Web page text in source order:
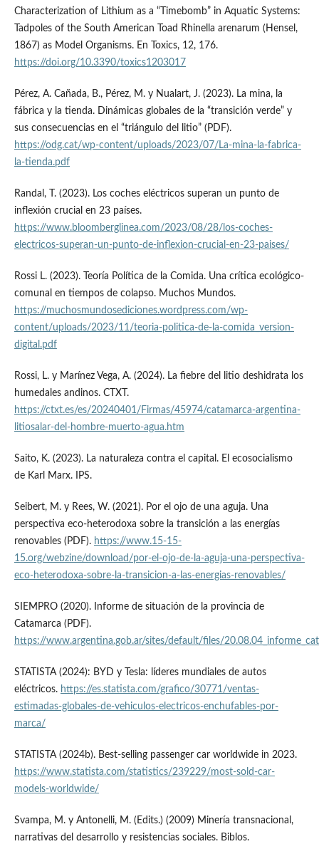
Characterization of Lithium as a “Timebomb” in Aquatic Systems:
Tadpoles of the South American Toad Rhinella arenarum (Hensel,
1867) as Model Organisms. En Toxics, 12, 176.
https://doi.org/10.3390/toxics1203017
Pérez, A. Cañada, B., Pérez, M. y Nualart, J. (2023). La mina, la
fábrica y la tienda. Dinámicas globales de la “transición verde” y
sus consecuencias en el “triángulo del litio” (PDF).
https://odg.cat/wp-content/uploads/2023/07/La-mina-la-fabrica-
la-tienda.pdf
Randal, T. (2023). Los coches eléctricos superan un punto de
inflexión crucial en 23 países.
https://www.bloomberglinea.com/2023/08/28/los-coches-
electricos-superan-un-punto-de-inflexion-crucial-en-23-paises/
Rossi L. (2023). Teoría Política de la Comida. Una crítica ecológico-
comunal en tiempos de colapso. Muchos Mundos.
https://muchosmundosediciones.wordpress.com/wp-
content/uploads/2023/11/teoria-politica-de-la-comida_version-
digital.pdf
Rossi, L. y Marínez Vega, A. (2024). La fiebre del litio deshidrata los
humedales andinos. CTXT.
https://ctxt.es/es/20240401/Firmas/45974/catamarca-argentina-
litiosalar-del-hombre-muerto-agua.htm
Saito, K. (2023). La naturaleza contra el capital. El ecosocialismo
de Karl Marx. IPS.
Seibert, M. y Rees, W. (2021). Por el ojo de una aguja. Una
perspectiva eco-heterodoxa sobre la transición a las energías
renovables (PDF). https://www.15-15-
15.org/webzine/download/por-el-ojo-de-la-aguja-una-perspectiva-
eco-heterodoxa-sobre-la-transicion-a-las-energias-renovables/
SIEMPRO (2020). Informe de situación de la provincia de
Catamarca (PDF).
https://www.argentina.gob.ar/sites/default/files/
STATISTA (2024): BYD y Tesla: líderes mundiales de autos
eléctricos. https://es.statista.com/grafico/30771/ventas-
estimadas-globales-de-vehiculos-electricos-enchufables-por-
marca/
STATISTA (2024b). Best-selling passenger car worldwide in 2023.
https://www.statista.com/statistics/239229/most-sold-car-
models-worldwide/
Svampa, M. y Antonelli, M. (Edits.) (2009) Minería transnacional,
narrativas del desarrollo y resistencias sociales. Biblos.